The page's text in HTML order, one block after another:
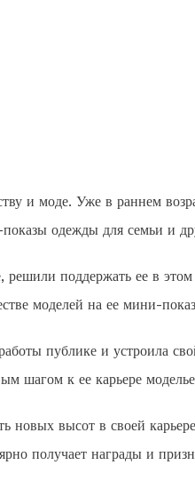
и моде. Уже в раннем
одежды для семьи и
решили поддержать ее в
моделей на ее мини-
публике и устроила
шагом к ее карьере
новых высот в своей
получает награды и